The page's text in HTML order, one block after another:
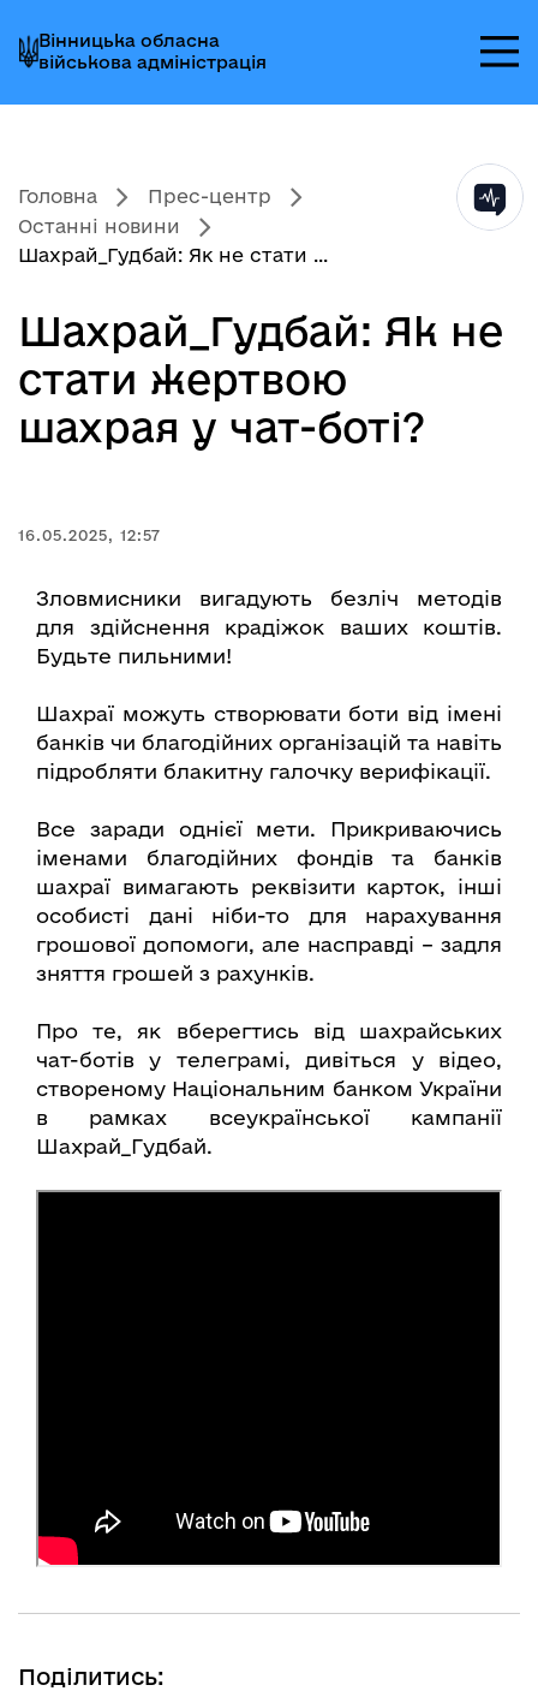
до
головного
меню
до
головного
вмісту
до
головного
колонтитула
Вінницька обласна
військова адміністрація
Головна
Прес-центр
Останні новини
Шахрай_Гудбай: Як не стати ...
Шахрай_Гудбай: Як не
стати жертвою
шахрая у чат-боті?
16.05.2025, 12:57
Зловмисники вигадують безліч методів
для здійснення крадіжок ваших коштів.
Будьте пильними!
Шахраї можуть створювати боти від імені
банків чи благодійних організацій та навіть
підробляти блакитну галочку верифікації.
Все заради однієї мети. Прикриваючись
іменами благодійних фондів та банків
шахраї вимагають реквізити карток, інші
особисті дані ніби-то для нарахування
грошової допомоги, але насправді – задля
зняття грошей з рахунків.
Про те, як вберегтись від шахрайських
чат-ботів у телеграмі, дивіться у відео,
створеному Національним банком України
в рамках всеукраїнської кампанії
Шахрай_Гудбай.
Поділитись: